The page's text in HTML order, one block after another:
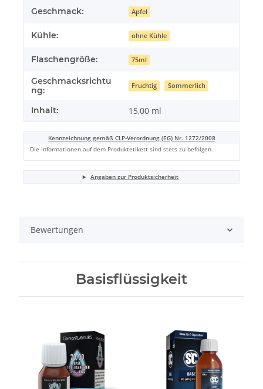
Geschmack: Apfel
Kühle: ohne Kühle
Flaschengröße: 75ml
Geschmacksrichtu
ng:
Fruchtig Sommerlich
Inhalt: 15,00 ml
Kennzeichnung gemäß CLP-Verordnung (EG) Nr. 1272/2008
Die Informationen auf dem Produktetikett sind stets zu befolgen.
Angaben zur Produktsicherheit
Bewertungen
Basisflüssigkeit